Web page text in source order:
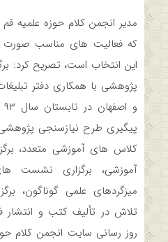
مدیر انجمن کلام حوزه علمیه
که فعالیت های مناسب صورت
این انتخاب است، تصریح کرد:
پژوهشی با همکاری دفتر
پیگیری طرح نیازسنجی
کلاس های آموزشی متعدد،
آموزشی، برگزاری نشست
میزگردهای علمی گوناگون،
تلاش در تألیف کتب و انتشار
روز رسانی سایت انجمن کلام